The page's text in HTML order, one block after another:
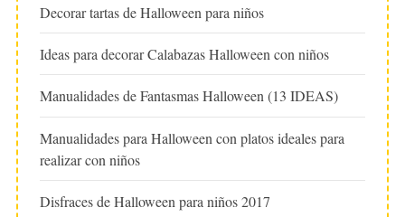
Decorar tartas de Halloween para niños
Ideas para decorar Calabazas Halloween con niños
Manualidades de Fantasmas Halloween (13 IDEAS)
Manualidades para Halloween con platos ideales para
realizar con niños
Disfraces de Halloween para niños 2017